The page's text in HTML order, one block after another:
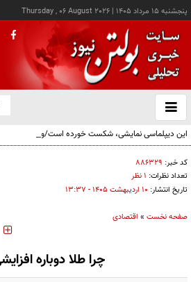
پنجشنبه ۱۵ مرداد ۱۴۰۵ |
Thursday , 06 August 2026
باز
و
این دیپلماسی نمایشی، شکست خورده است/واقعیت‌ها را
کد خبر: ۸۸۶۳۲۹
تعداد نظرات: ۱ نظر
تاریخ انتشار: ۱۰ ارديبهشت ۱۴۰۵ - ۱۳:۳۷
صفحه نخست » اقتصادی
چرا طلا دوباره